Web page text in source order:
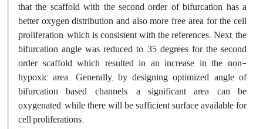
that the scaffold with the second order of bifurcation has a
better oxygen distribution and also more free area for the cell
proliferation, which is consistent with the references. Next, the
bifurcation angle was reduced to 35 degrees for the second
order scaffold which resulted in an increase in the non-
hypoxic area. Generally, by designing optimized angle of
bifurcation based channels, a significant area can be
oxygenated, while there will be sufficient surface available for
cell proliferations.